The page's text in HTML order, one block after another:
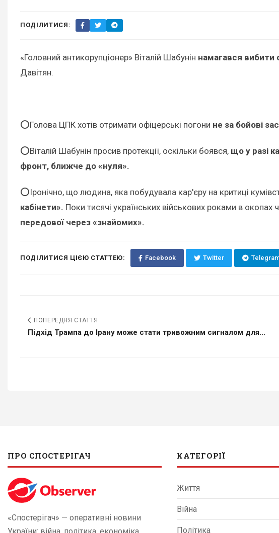
ПОДІЛИТИСЯ:
«Головний антикорупціонер» Віталій Шабунін намагався вибити
Давітян.
⭕️Голова ЦПК хотів отримати офіцерські погони не за бойові
⭕️Віталій Шабунін просив протекції, оскільки боявся, що у разі
фронт, ближче до «нуля».
⭕️Іронічно, що людина, яка побудувала кар'єру на критиці
кабінети». Поки тисячі українських військових роками в
передової через «знайомих».
ПОДІЛИТИСЯ ЦІЄЮ СТАТТЕЮ: Facebook Twitter
ПОПЕРЕДНЯ СТАТТЯ
Підхід Трампа до Ірану може стати тривожним сигналом для...
ПРО СПОСТЕРІГАЧ
«Спостерігач» — оперативні новини
КАТЕГОРІЇ
Життя
Війна
Політика